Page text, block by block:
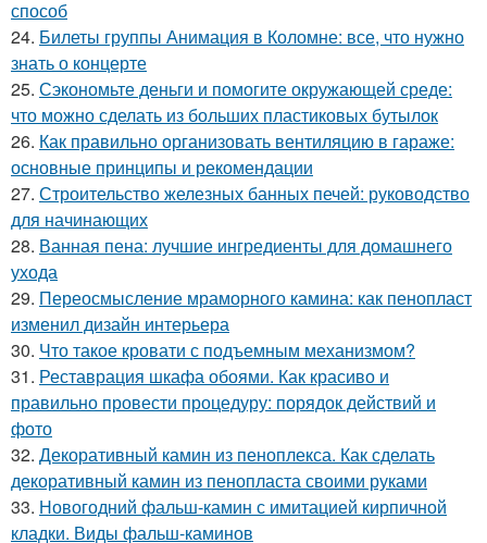
способ
24. Билеты группы Анимация в Коломне: все, что нужно
знать о концерте
25. Сэкономьте деньги и помогите окружающей среде:
что можно сделать из больших пластиковых бутылок
26. Как правильно организовать вентиляцию в гараже:
основные принципы и рекомендации
27. Строительство железных банных печей: руководство
для начинающих
28. Ванная пена: лучшие ингредиенты для домашнего
ухода
29. Переосмысление мраморного камина: как пенопласт
изменил дизайн интерьера
30. Что такое кровати с подъемным механизмом?
31. Реставрация шкафа обоями. Как красиво и
правильно провести процедуру: порядок действий и
фото
32. Декоративный камин из пеноплекса. Как сделать
декоративный камин из пенопласта своими руками
33. Новогодний фальш-камин с имитацией кирпичной
кладки. Виды фальш-каминов